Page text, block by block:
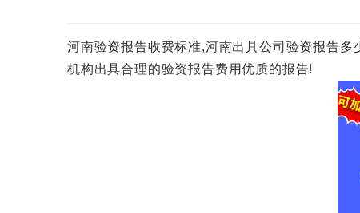
河南验资报告收费标准,河南出具公司验资报告
机构出具合理的验资报告费用优质的报告!